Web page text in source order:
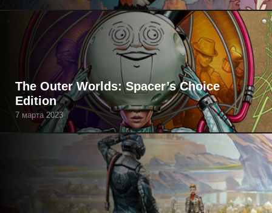
The Outer Worlds: Spacer’s Choice
Edition
7 марта 2023